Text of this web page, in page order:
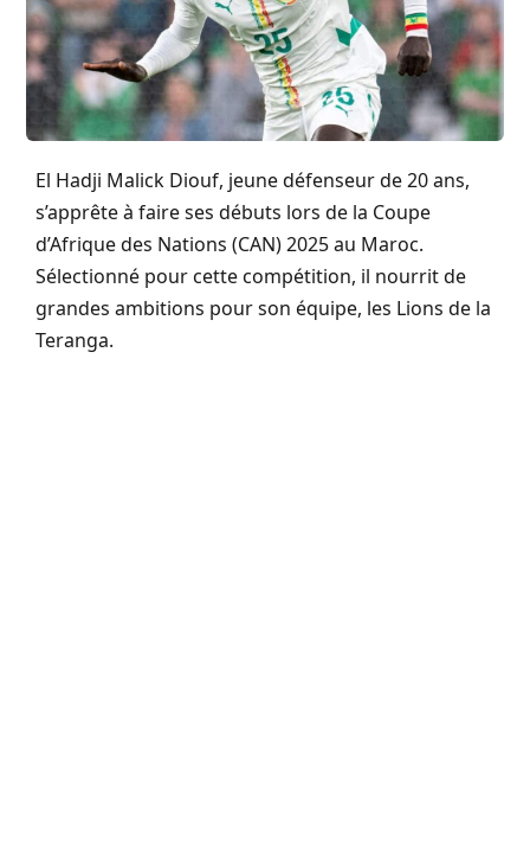
El Hadji Malick Diouf, jeune défenseur de 20 ans,
s’apprête à faire ses débuts lors de la Coupe
d’Afrique des Nations (CAN) 2025 au Maroc.
Sélectionné pour cette compétition, il nourrit de
grandes ambitions pour son équipe, les Lions de la
Teranga.